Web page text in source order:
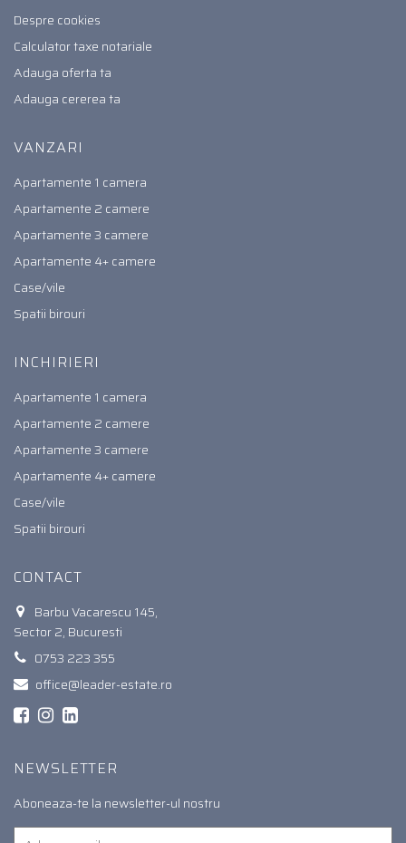
Despre cookies
Calculator taxe notariale
Adauga oferta ta
Adauga cererea ta
VANZARI
Apartamente 1 camera
Apartamente 2 camere
Apartamente 3 camere
Apartamente 4+ camere
Case/vile
Spatii birouri
INCHIRIERI
Apartamente 1 camera
Apartamente 2 camere
Apartamente 3 camere
Apartamente 4+ camere
Case/vile
Spatii birouri
CONTACT
Barbu Vacarescu 145,
Sector 2, Bucuresti
0753 223 355
office@leader-estate.ro
NEWSLETTER
Aboneaza-te la newsletter-ul nostru